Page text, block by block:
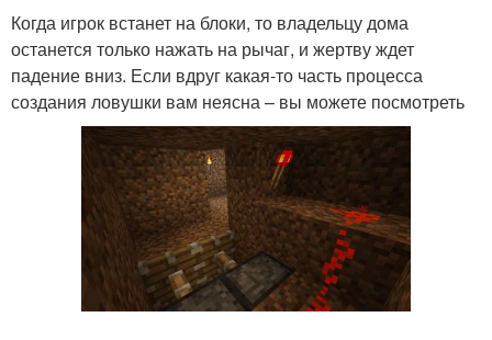
Когда игрок встанет на блоки, то владельцу дома
останется только нажать на рычаг, и жертву ждет
падение вниз. Если вдруг какая-то часть процесса
создания ловушки вам неясна – вы можете посмотреть